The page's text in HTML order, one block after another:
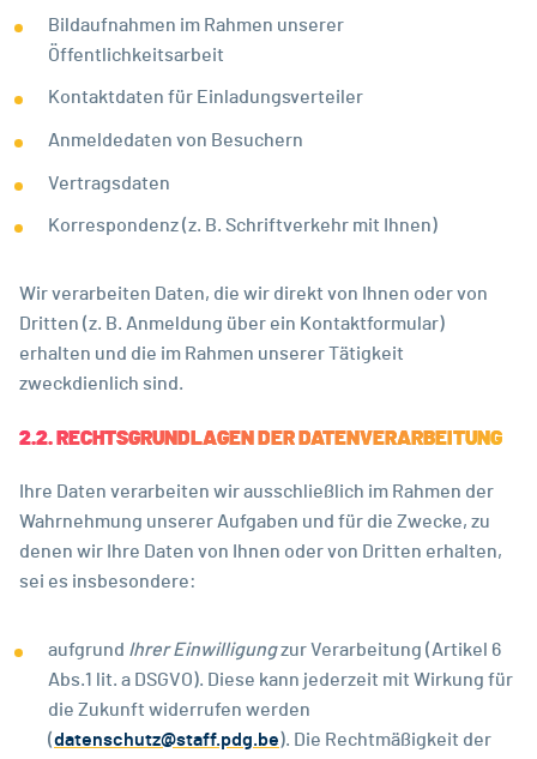
Bildaufnahmen im Rahmen unserer
Öffentlichkeitsarbeit
Kontaktdaten für Einladungsverteiler
Anmeldedaten von Besuchern
Vertragsdaten
Korrespondenz (z. B. Schriftverkehr mit Ihnen)
Wir verarbeiten Daten, die wir direkt von Ihnen oder von
Dritten (z. B. Anmeldung über ein Kontaktformular)
erhalten und die im Rahmen unserer Tätigkeit
zweckdienlich sind.
2.2. RECHTSGRUNDLAGEN DER DATENVERARBEITUNG
Ihre Daten verarbeiten wir ausschließlich im Rahmen der
Wahrnehmung unserer Aufgaben und für die Zwecke, zu
denen wir Ihre Daten von Ihnen oder von Dritten erhalten,
sei es insbesondere:
aufgrund Ihrer Einwilligungzur Verarbeitung (Artikel 6
Abs.1 lit. a DSGVO). Diese kann jederzeit mit Wirkung für
die Zukunft widerrufen werden
(datenschutz@staff.pdg.be). Die Rechtmäßigkeit der